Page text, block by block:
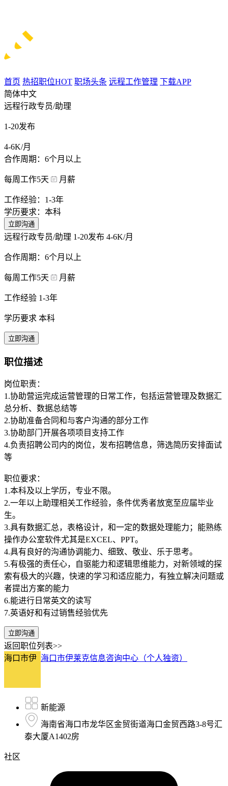
首页 热招职位HOT 职场头条 远程工作管理 下载APP
简体中文
远程行政专员/助理
1-20发布
4-6K/月
合作周期：6个月以上
每周工作5天 月薪
工作经验：1-3年
学历要求：本科
立即沟通
远程行政专员/助理 1-20发布 4-6K/月
合作周期：6个月以上
每周工作5天 月薪
工作经验 1-3年
学历要求 本科
立即沟通
职位描述
岗位职责：
1.协助营运完成运营管理的日常工作，包括运营管理及数据汇
总分析、数据总结等
2.协助准备合同和与客户沟通的部分工作
3.协助部门开展各项项目支持工作
4.负责招聘公司内的岗位，发布招聘信息，筛选简历安排面试
等
职位要求：
1.本科及以上学历，专业不限。
2.一年以上助理相关工作经验，条件优秀者放宽至应届毕业
生。
3.具有数据汇总，表格设计，和一定的数据处理能力；能熟练
操作办公室软件尤其是EXCEL、PPT。
4.具有良好的沟通协调能力、细致、敬业、乐于思考。
5.有极强的责任心，自驱能力和逻辑思维能力，对新领域的探
索有极大的兴趣，快速的学习和适应能力，有独立解决问题或
者提出方案的能力
6.能进行日常英文的读写
7.英语好和有过销售经验优先
立即沟通
返回职位列表>>
海口市伊 海口市伊莱克信息咨询中心（个人独资）
新能源
海南省海口市龙华区金贸街道海口金贸西路3-8号汇
泰大厦A1402房
社区